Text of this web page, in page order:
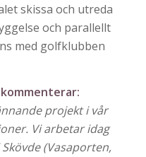
skissa och utreda
och parallellt
med golfklubben
kommenterar:
projekt i vår
Vi arbetar idag
(Vasaporten,